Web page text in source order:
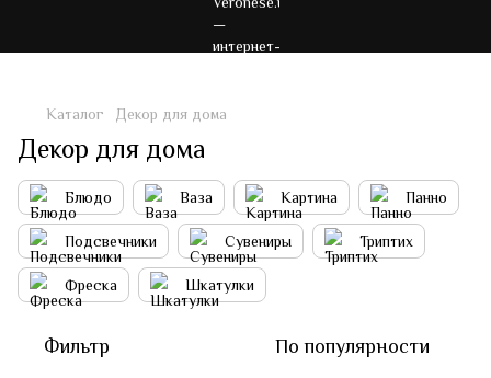
Каталог Декор для дома
Декор для дома
Блюдо Ваза Картина Панно
Подсвечники Сувениры Триптих
Фреска Шкатулки
Фильтр По популярности